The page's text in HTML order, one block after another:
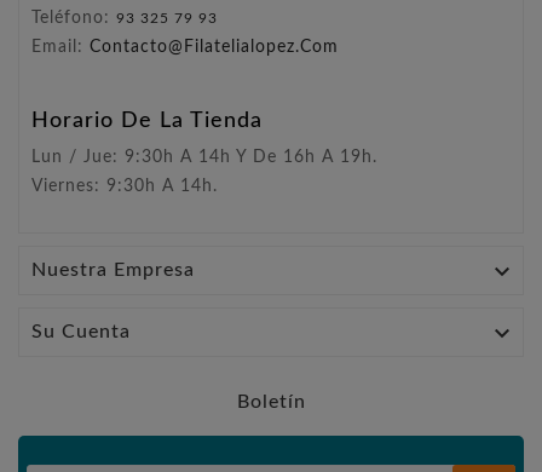
Teléfono: 93 325 79 93
Email: Contacto@filatelialopez.com
Horario De La Tienda
Lun / Jue: 9:30h A 14h Y De 16h A 19h.
Viernes: 9:30h A 14h.
Nuestra Empresa 
Su Cuenta 
Boletín